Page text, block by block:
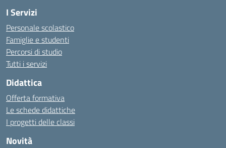
I Servizi
Personale scolastico
Famiglie e studenti
Percorsi di studio
Tutti i servizi
Didattica
Offerta formativa
Le schede didattiche
I progetti delle classi
Novità